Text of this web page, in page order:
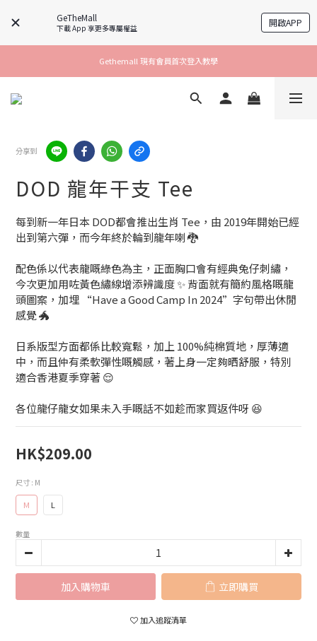
GeTheMall
下載 App 享更多專屬權益 開啟APP
Gethemall 現有會員首次登入教學
分享到
DOD 龍年干支 Tee
每到新一年日本 DOD都會推出生肖 Tee，由 2019年開始已經
出到第六彈，而今年終於輪到龍年喇 🐉
配色係以代表龍嘅綠色為主，正面胸口會有經典兔仔刺繡，
今次更加用咗黃色繡線增添辨識度 ✨ 背面就有簡約風格嘅龍
頭圖案，加埋 “Have a Good Camp In 2024”字句帶出休閒
感覺 🐲
日系版型方面都係比較寬鬆，加上 100%純棉質地，厚薄適
中，而且仲有柔軟彈性嘅觸感，著上身一定夠晒舒服，特別
適合香港夏季穿著 😌
各位龍仔龍女如果未入手嘅話不如趁而家買返件呀 😆
HK$209.00
尺寸 : M
M L
數量
加入購物車 立即購買
加入追蹤清單